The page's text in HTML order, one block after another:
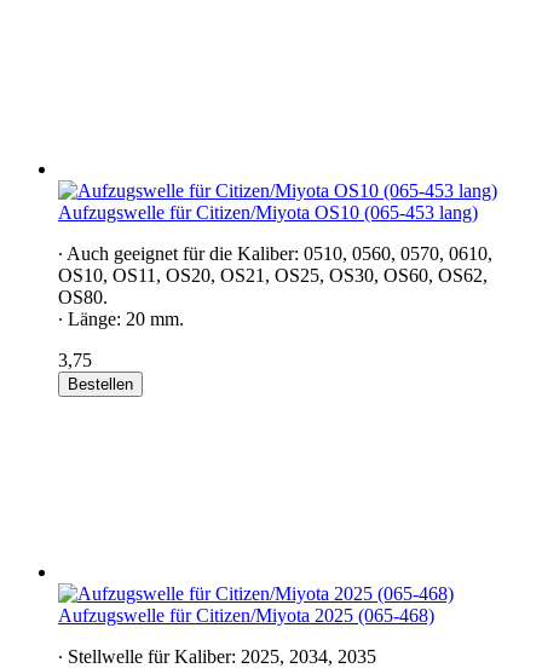
Aufzugswelle für Citizen/Miyota OS10 (065-453 lang)
∙ Auch geeignet für die Kaliber: 0510, 0560, 0570, 0610,
OS10, OS11, OS20, OS21, OS25, OS30, OS60, OS62,
OS80.
∙ Länge: 20 mm.
3,75
Bestellen
Aufzugswelle für Citizen/Miyota 2025 (065-468)
∙ Stellwelle für Kaliber: 2025, 2034, 2035